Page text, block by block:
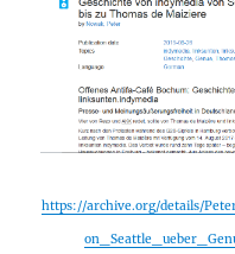
https://archive.org/details/